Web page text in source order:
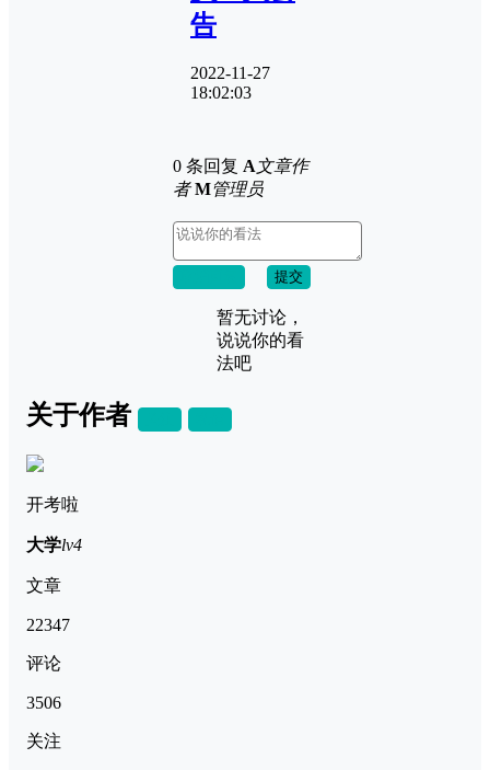
告
2022-11-27
18:02:03
0 条回复 A文章作
者 M管理员
提交
暂无讨论，
说说你的看
法吧
关于作者
开考啦
大学lv4
文章
22347
评论
3506
关注